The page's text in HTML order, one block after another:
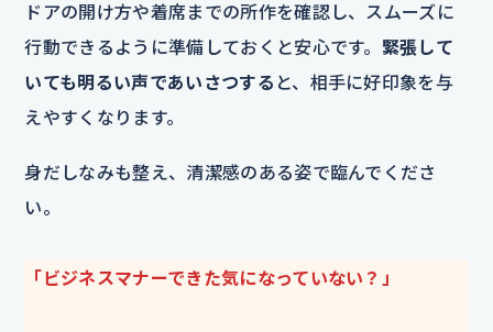
ドアの開け方や着席までの所作を確認し、スムーズに
行動できるように準備しておくと安心です。 緊張して
いても明るい声であいさつする と、相手に好印象を与
えやすくなります。
身だしなみも整え、清潔感のある姿で臨んでくださ
い。
「ビジネスマナーできた気になっていない？」